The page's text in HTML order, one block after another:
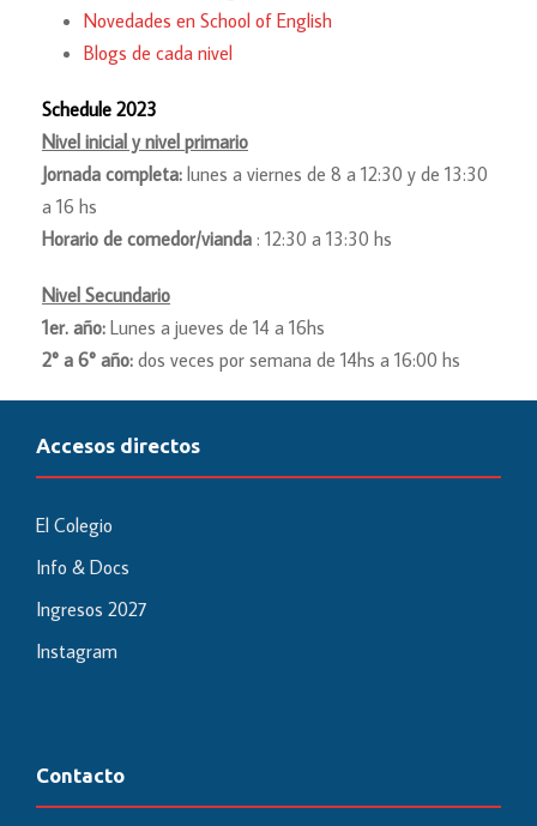
Novedades en School of English
Blogs de cada nivel
Schedule 2023
Nivel inicial y nivel primario
Jornada completa: lunes a viernes de 8 a 12:30 y de 13:30
a 16 hs
Horario de comedor/vianda : 12:30 a 13:30 hs
Nivel Secundario
1er. año: Lunes a jueves de 14 a 16hs
2° a 6° año: dos veces por semana de 14hs a 16:00 hs
Accesos directos
El Colegio
Info & Docs
Ingresos 2027
Instagram
Contacto